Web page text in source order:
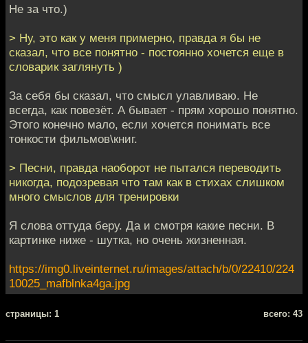
Не за что.)
> Ну, это как у меня примерно, правда я бы не
сказал, что все понятно - постоянно хочется еще в
словарик заглянуть )
За себя бы сказал, что смысл улавливаю. Не
всегда, как повезёт. А бывает - прям хорошо понятно.
Этого конечно мало, если хочется понимать все
тонкости фильмов\книг.
> Песни, правда наоборот не пытался переводить
никогда, подозревая что там как в стихах слишком
много смыслов для тренировки
Я слова оттуда беру. Да и смотря какие песни. В
картинке ниже - шутка, но очень жизненная.
https://img0.liveinternet.ru/images/attach/b/0/22410/224
10025_mafblnka4ga.jpg
cтраницы: 1 всего: 43